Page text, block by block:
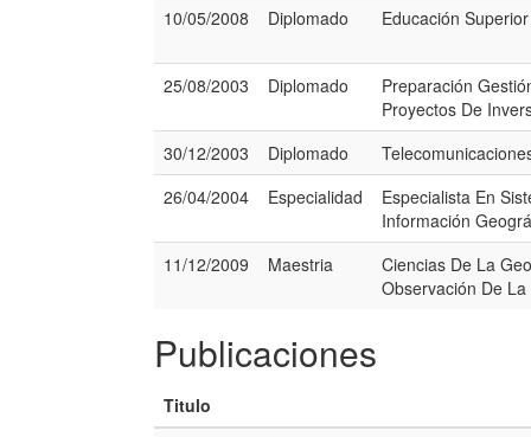
10/05/2008
Diplomado Educación Superior
25/08/2003 Diplomado
Preparación
Proyectos De
30/12/2003
Diplomado
26/04/2004
Especialidad
Especialista En
Información
11/12/2009
Maestria
Ciencias De La
Observación De
Publicaciones
Titulo